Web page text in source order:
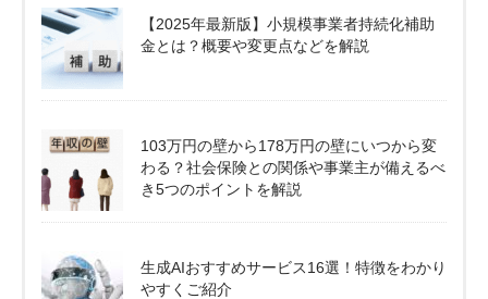
【2025年最新版】小規模事業者持続化補助
金とは？概要や変更点などを解説
103万円の壁から178万円の壁にいつから変
わる？社会保険との関係や事業主が備えるべ
き5つのポイントを解説
生成AIおすすめサービス16選！特徴をわかり
やすくご紹介